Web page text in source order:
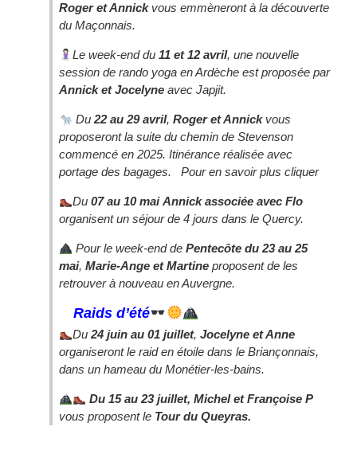
Roger et Annickvous emmèneront à la découverte
du Maçonnais.
Le week-end du11 et 12 avril, une nouvelle
session de rando yoga en Ardèche est proposée par
Annick et Jocelyne avec Japjit.
Du22 au 29 avril,Roger et Annickvous
proposeront la suite du chemin de Stevenson
commencé en 2025. Itinérance réalisée avec
portage des bagages. Pour en savoir plus cliquer
Du07 au 10 mai Annick associée avec Flo
organisent un séjour de 4 jours dans le Quercy.
Pour le week-end dePentecôte du 23 au 25
mai, Marie-Ange et Martine proposent de les
retrouver à nouveau en Auvergne.
Raids d’été
Du24 juin au 01 juillet,Jocelyne et Anne
organiseront le raid en étoile dans le Briançonnais,
dans un hameau du Monétier-les-bains.
Du 15 au 23 juillet, Michel et Françoise P
vous proposent le Tour du Queyras.